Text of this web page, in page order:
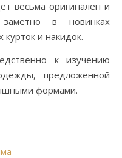
весьма оригинален и
в новинках
курток и накидок.
к изучению
предложенной
формами.